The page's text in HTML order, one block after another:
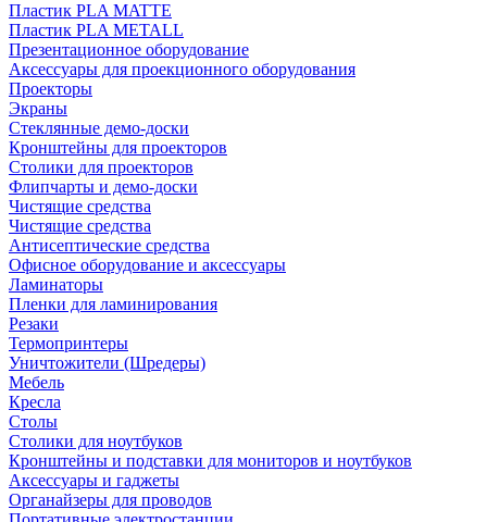
Пластик PLA MATTE
Пластик PLA METALL
Презентационное оборудование
Аксессуары для проекционного оборудования
Проекторы
Экраны
Стеклянные демо-доски
Кронштейны для проекторов
Столики для проекторов
Флипчарты и демо-доски
Чистящие средства
Чистящие средства
Антисептические средства
Офисное оборудование и аксессуары
Ламинаторы
Пленки для ламинирования
Резаки
Термопринтеры
Уничтожители (Шредеры)
Мебель
Кресла
Столы
Столики для ноутбуков
Кронштейны и подставки для мониторов и ноутбуков
Аксессуары и гаджеты
Органайзеры для проводов